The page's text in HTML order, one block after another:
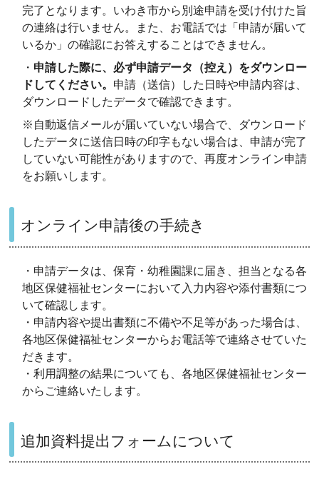
完了となります。いわき市から別途申請を受け付けた旨
の連絡は行いません。また、お電話では「申請が届いて
いるか」の確認にお答えすることはできません。
・ 申請した際に、必ず申請データ（控え）をダウンロー
ドしてください。 申請（送信）した日時や申請内容は、
ダウンロードしたデータで確認できます。
※自動返信メールが届いていない場合で、ダウンロード
したデータに送信日時の印字もない場合は、申請が完了
していない可能性がありますので、再度オンライン申請
をお願いします。
オンライン申請後の手続き
・申請データは、保育・幼稚園課に届き、担当となる各
地区保健福祉センターにおいて入力内容や添付書類につ
いて確認します。
・申請内容や提出書類に不備や不足等があった場合は、
各地区保健福祉センターからお電話等で連絡させていた
だきます。
・利用調整の結果についても、各地区保健福祉センター
からご連絡いたします。
追加資料提出フォームについて